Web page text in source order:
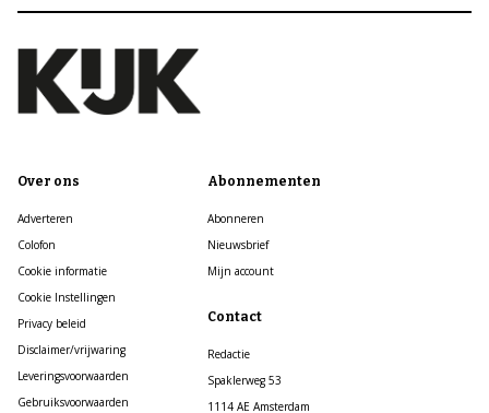
Over ons
Adverteren
Colofon
Cookie informatie
Cookie Instellingen
Privacy beleid
Disclaimer/vrijwaring
Leveringsvoorwaarden
Gebruiksvoorwaarden
Abonnementen
Abonneren
Nieuwsbrief
Mijn account
Contact
Redactie
Spaklerweg 53
1114 AE Amsterdam